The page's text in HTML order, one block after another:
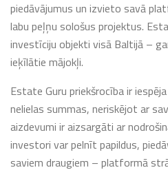
piedāvājumus un izvieto savā
labu peļņu sološus projektus.
investīciju objekti visā Baltijā –
ieķīlātie mājokļi.
Estate Guru priekšrocība ir
nelielas summas, neriskējot ar
aizdevumi ir aizsargāti ar
investori var pelnīt papildus,
saviem draugiem – platformā